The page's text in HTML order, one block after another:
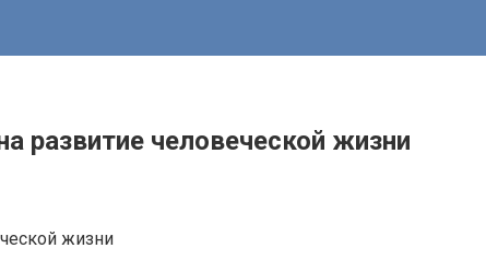
развитие человеческой жизни